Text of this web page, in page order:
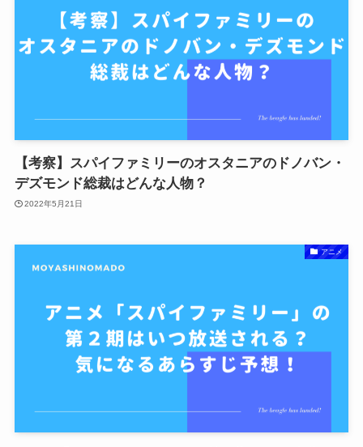
【考察】スパイファミリーのオスタニアのドノバン・
デズモンド総裁はどんな人物？
2022年5月21日
アニメ